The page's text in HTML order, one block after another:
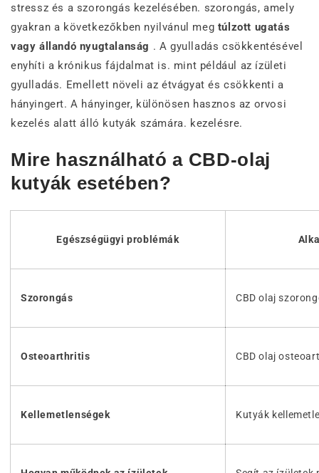
stressz és a szorongás kezelésében. szorongás, amely
gyakran a következőkben nyilvánul meg túlzott ugatás
vagy állandó nyugtalanság . A gyulladás csökkentésével
enyhíti a krónikus fájdalmat is. mint például az ízületi
gyulladás. Emellett növeli az étvágyat és csökkenti a
hányingert. A hányinger, különösen hasznos az orvosi
kezelés alatt álló kutyák számára. kezelésre.
Mire használható a CBD-olaj
kutyák esetében?
Egészségügyi problémák
Szorongás CBD olaj
Osteoarthritis CBD olaj
Kellemetlenségek Kutyák